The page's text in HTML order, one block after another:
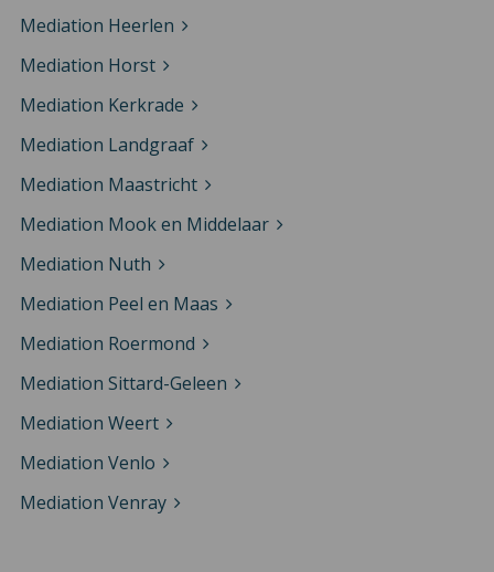
Mediation Heerlen
Mediation Horst
Mediation Kerkrade
Mediation Landgraaf
Mediation Maastricht
Mediation Mook en Middelaar
Mediation Nuth
Mediation Peel en Maas
Mediation Roermond
Mediation Sittard-Geleen
Mediation Weert
Mediation Venlo
Mediation Venray